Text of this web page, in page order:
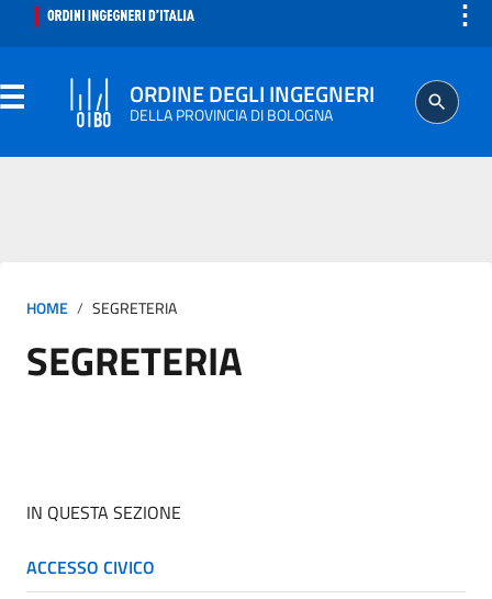
⋮
ORDINE DEGLI INGEGNERI
DELLA PROVINCIA DI BOLOGNA
ISCRITTO
PROFESSIONE
HOME SEGRETERIA
SEGRETERIA
IN QUESTA SEZIONE
ACCESSO CIVICO